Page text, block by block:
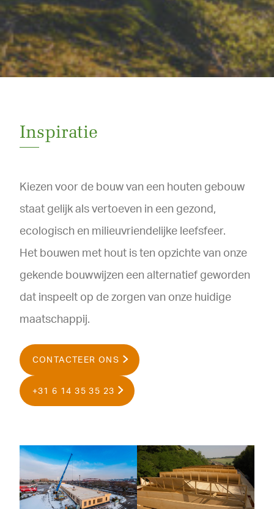
Inspiratie
Kiezen voor de bouw van een houten gebouw
staat gelijk als vertoeven in een gezond,
ecologisch en milieuvriendelijke leefsfeer.
Het bouwen met hout is ten opzichte van onze
gekende bouwwijzen een alternatief geworden
dat inspeelt op de zorgen van onze huidige
maatschappij.
CONTACTEER ONS
+31 6 14 35 35 23